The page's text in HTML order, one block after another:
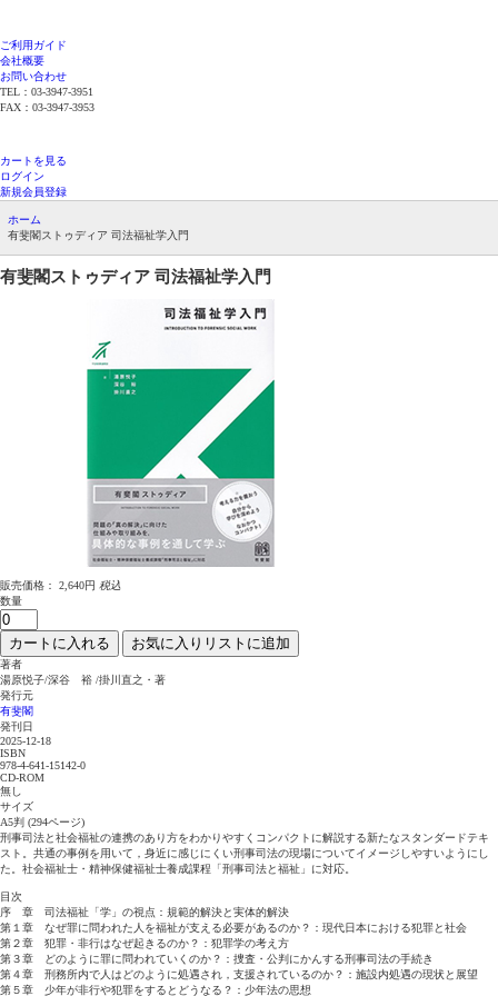
ご利用ガイド
会社概要
お問い合わせ
TEL：03-3947-3951
FAX：03-3947-3953
カートを見る
ログイン
新規会員登録
ホーム
有斐閣ストゥディア 司法福祉学入門
有斐閣ストゥディア 司法福祉学入門
販売価格： 2,640円 税込
数量
カートに入れる お気に入りリストに追加
著者
湯原悦子/深谷 裕 /掛川直之・著
発行元
有斐閣
発刊日
2025-12-18
ISBN
978-4-641-15142-0
CD-ROM
無し
サイズ
A5判 (294ページ)
刑事司法と社会福祉の連携のあり方をわかりやすくコンパクトに解説する新たなスタンダードテキ
スト。共通の事例を用いて，身近に感じにくい刑事司法の現場についてイメージしやすいようにし
た。社会福祉士・精神保健福祉士養成課程「刑事司法と福祉」に対応。
目次
序 章 司法福祉「学」の視点：規範的解決と実体的解決
第１章 なぜ罪に問われた人を福祉が支える必要があるのか？：現代日本における犯罪と社会
第２章 犯罪・非行はなぜ起きるのか？：犯罪学の考え方
第３章 どのように罪に問われていくのか？：捜査・公判にかんする刑事司法の手続き
第４章 刑務所内で人はどのように処遇され，支援されているのか？：施設内処遇の現状と展望
第５章 少年が非行や犯罪をするとどうなる？：少年法の思想